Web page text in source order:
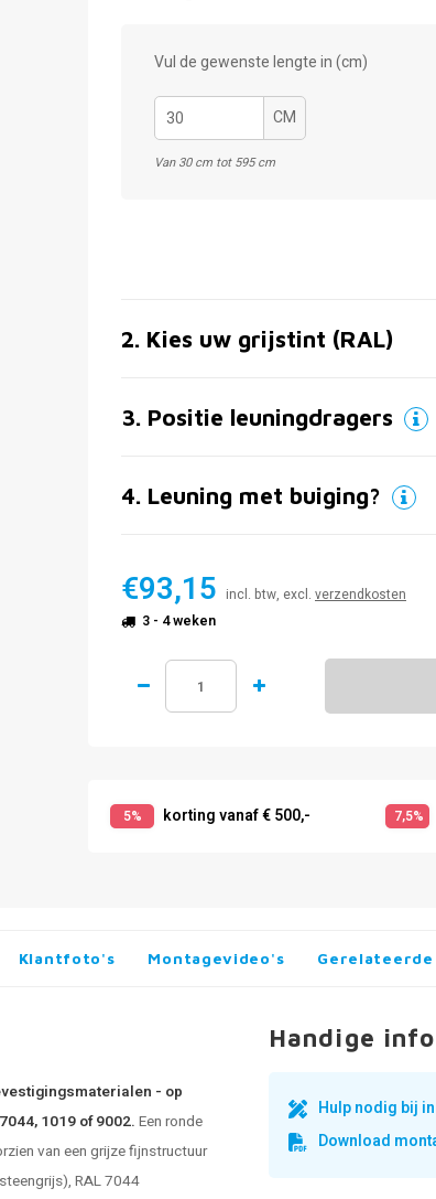
Vul de gewenste lengte in (cm)
CM
Van 30 cm tot 595 cm
2. Kies uw grijstint (RAL)
3. Positie leuningdragers
4. Leuning met buiging?
€93,15 incl. btw, excl. verzendkosten
3 - 4 weken
5% korting vanaf € 500,- 7,5%
Klantfoto's Montagevideo's
- op
1019 of 9002. Een ronde
van een grijze fijnstructuur
RAL 7044
Handige info
Hulp nodig bij
Download